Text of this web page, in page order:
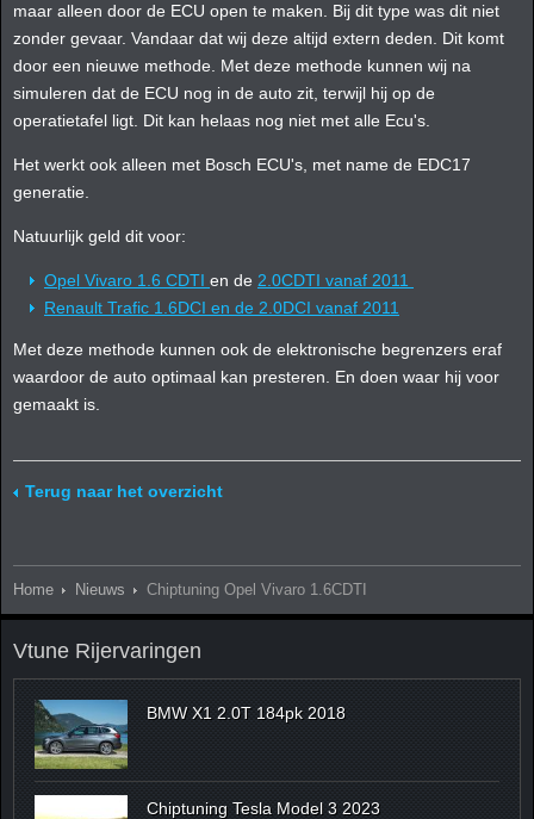
maar alleen door de ECU open te maken. Bij dit type was dit niet
zonder gevaar. Vandaar dat wij deze altijd extern deden. Dit komt
door een nieuwe methode. Met deze methode kunnen wij na
simuleren dat de ECU nog in de auto zit, terwijl hij op de
operatietafel ligt. Dit kan helaas nog niet met alle Ecu's.
Het werkt ook alleen met Bosch ECU's, met name de EDC17
generatie.
Natuurlijk geld dit voor:
Opel Vivaro 1.6 CDTI en de 2.0CDTI vanaf 2011
Renault Trafic 1.6DCI en de 2.0DCI vanaf 2011
Met deze methode kunnen ook de elektronische begrenzers eraf
waardoor de auto optimaal kan presteren. En doen waar hij voor
gemaakt is.
Terug naar het overzicht
Home Nieuws Chiptuning Opel Vivaro 1.6CDTI
Vtune Rijervaringen
BMW X1 2.0T 184pk 2018
Chiptuning Tesla Model 3 2023